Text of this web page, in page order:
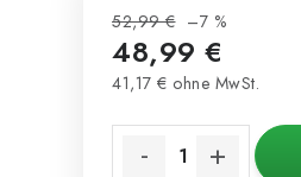
52,99 € –7 %
48,99 €
41,17 € ohne MwSt.